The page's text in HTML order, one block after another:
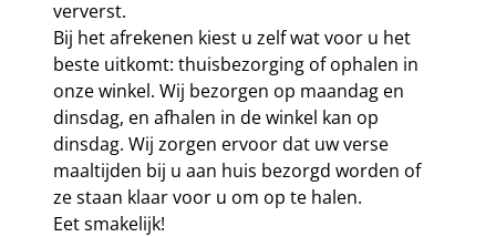
ververst.
Bij het afrekenen kiest u zelf wat voor u het
beste uitkomt: thuisbezorging of ophalen in
onze winkel. Wij bezorgen op maandag en
dinsdag, en afhalen in de winkel kan op
dinsdag. Wij zorgen ervoor dat uw verse
maaltijden bij u aan huis bezorgd worden of
ze staan klaar voor u om op te halen.
Eet smakelijk!